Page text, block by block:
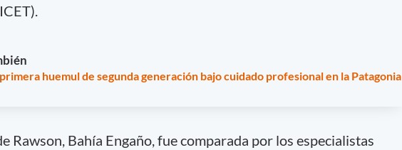
huemul de segunda generación bajo cuidado profesional en la Patagonia
Rawson, Bahía Engaño, fue comparada por los especialistas